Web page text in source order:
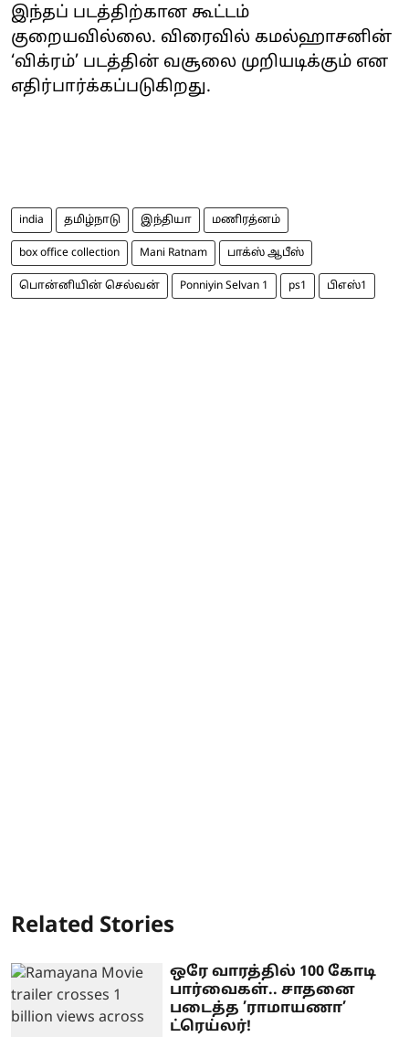
இந்தப் படத்திற்கான கூட்டம்
குறையவில்லை. விரைவில் கமல்ஹாசனின்
‘விக்ரம்’ படத்தின் வசூலை முறியடிக்கும் என
எதிர்பார்க்கப்படுகிறது.
india தமிழ்நாடு இந்தியா மணிரத்னம்
box office collection Mani Ratnam பாக்ஸ் ஆபீஸ்
பொன்னியின் செல்வன் Ponniyin Selvan 1 ps1 பிஎஸ்1
Related Stories
ஒரே வாரத்தில் 100 கோடி
பார்வைகள்.. சாதனை
படைத்த ’ராமாயணா’
ட்ரெய்லர்!